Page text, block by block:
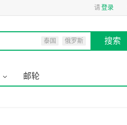
请登录
泰国 俄罗斯 搜索
邮轮